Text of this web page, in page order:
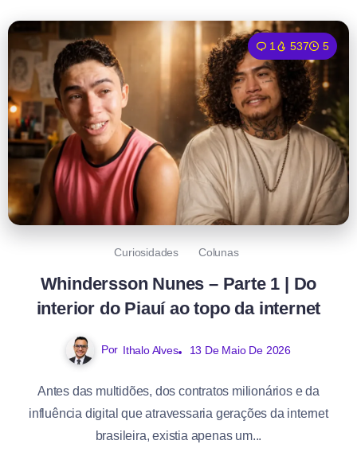
1 537 5
Curiosidades Colunas
Whindersson Nunes – Parte 1 | Do
interior do Piauí ao topo da internet
Por Ithalo Alves 13 De Maio De 2026
Antes das multidões, dos contratos milionários e da
influência digital que atravessaria gerações da internet
brasileira, existia apenas um...